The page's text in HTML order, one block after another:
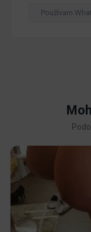
Používam